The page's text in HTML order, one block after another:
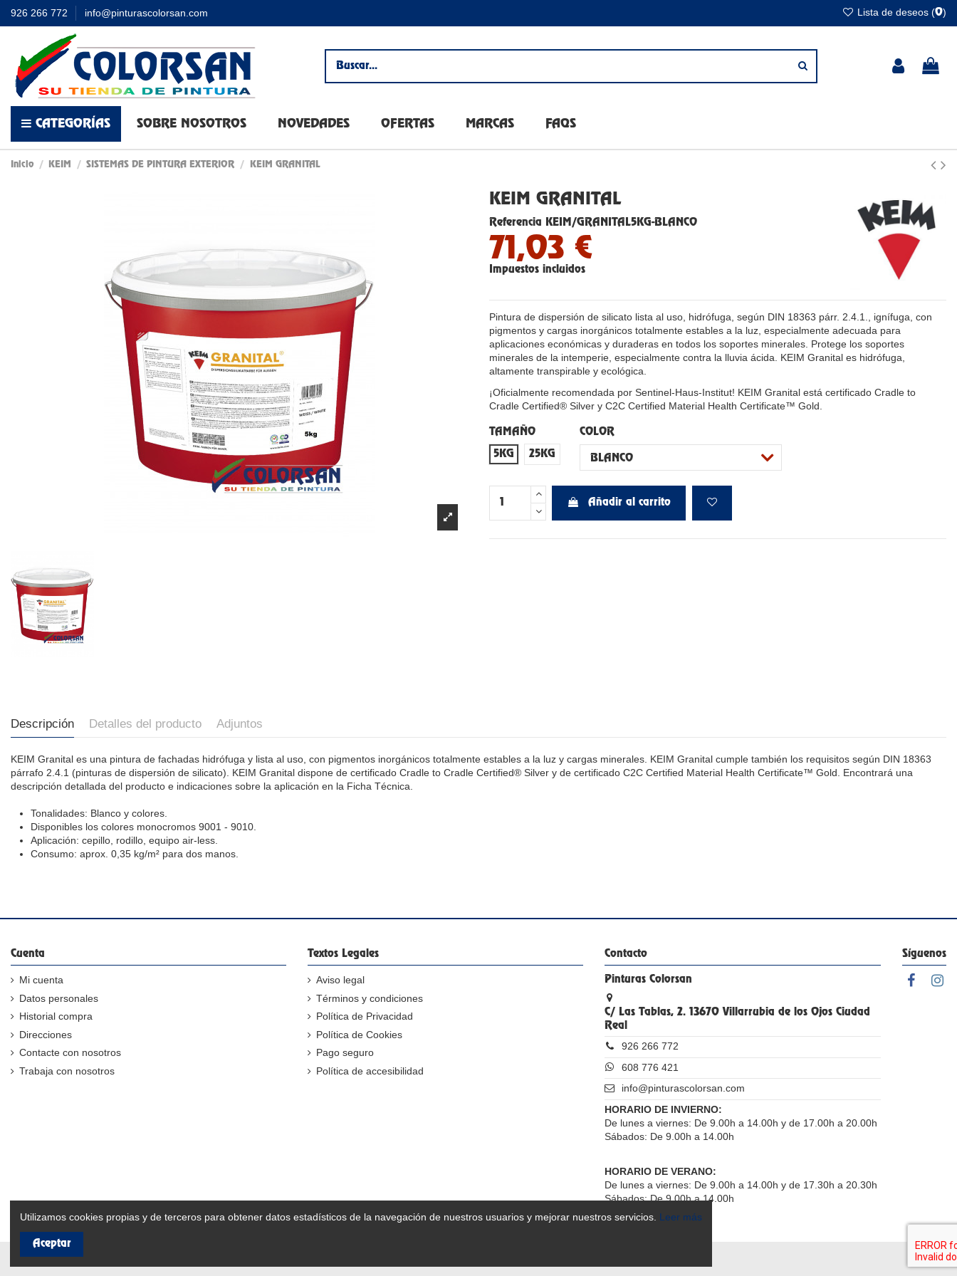
926 266 772 info@pinturascolorsan.com Lista de deseos (0)
CATEGORÍAS SOBRE NOSOTROS NOVEDADES OFERTAS MARCAS FAQS
Inicio KEIM SISTEMAS DE PINTURA EXTERIOR KEIM GRANITAL
KEIM GRANITAL
Referencia KEIM/GRANITAL5KG-BLANCO
71,03 €
Impuestos incluidos
Pintura de dispersión de silicato lista al uso, hidrófuga, según DIN 18363 párr. 2.4.1., ignífuga, con
pigmentos y cargas inorgánicos totalmente estables a la luz, especialmente adecuada para
aplicaciones económicas y duraderas en todos los soportes minerales. Protege los soportes
minerales de la intemperie, especialmente contra la lluvia ácida. KEIM Granital es hidrófuga,
altamente transpirable y ecológica.
¡Oficialmente recomendada por Sentinel-Haus-Institut! KEIM Granital está certificado Cradle to
Cradle Certified® Silver y C2C Certified Material Health Certificate™ Gold.
TAMAÑO
5KG 25KG
COLOR
Añadir al carrito
Descripción Detalles del producto Adjuntos
KEIM Granital es una pintura de fachadas hidrófuga y lista al uso, con pigmentos inorgánicos totalmente estables a la luz y cargas minerales. KEIM Granital cumple también los requisitos según DIN 18363
párrafo 2.4.1 (pinturas de dispersión de silicato). KEIM Granital dispone de certificado Cradle to Cradle Certified® Silver y de certificado C2C Certified Material Health Certificate™ Gold. Encontrará una
descripción detallada del producto e indicaciones sobre la aplicación en la Ficha Técnica.
Tonalidades: Blanco y colores.
Disponibles los colores monocromos 9001 - 9010.
Aplicación: cepillo, rodillo, equipo air-less.
Consumo: aprox. 0,35 kg/m² para dos manos.
Cuenta
Mi cuenta
Datos personales
Historial compra
Direcciones
Contacte con nosotros
Trabaja con nosotros
Textos Legales
Aviso legal
Términos y condiciones
Política de Privacidad
Política de Cookies
Pago seguro
Política de accesibilidad
Contacto
Pinturas Colorsan
C/ Las Tablas, 2. 13670 Villarrubia de los Ojos Ciudad
Real
926 266 772
608 776 421
info@pinturascolorsan.com
HORARIO DE INVIERNO:
De lunes a viernes: De 9.00h a 14.00h y de 17.00h a 20.00h
Sábados: De 9.00h a 14.00h
HORARIO DE VERANO:
De lunes a viernes: De 9.00h a 14.00h y de 17.30h a 20.30h
Sábados: De 9.00h a 14.00h
Síguenos
@Copyright 2024. Desarrollado por
Utilizamos cookies propias y de terceros para obtener datos estadísticos de la navegación de nuestros usuarios y mejorar nuestros servicios. Leer más
Aceptar